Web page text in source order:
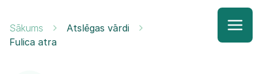
Sākums
Atslēgas vārdi
Fulica atra